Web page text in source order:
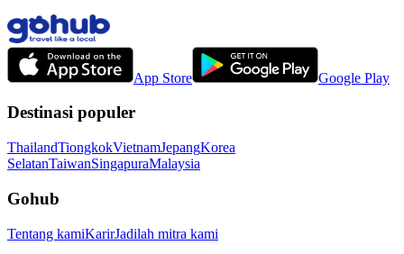
App Store Google Play
Destinasi populer
ThailandTiongkokVietnamJepangKorea
SelatanTaiwanSingapuraMalaysia
Gohub
Tentang kamiKarirJadilah mitra kami